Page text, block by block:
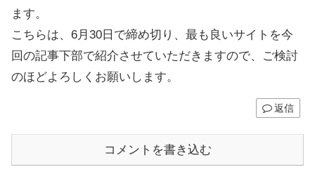
ます。
こちらは、6月30日で締め切り、最も良いサイトを今
回の記事下部で紹介させていただきますので、ご検討
のほどよろしくお願いします。
返信
コメントを書き込む